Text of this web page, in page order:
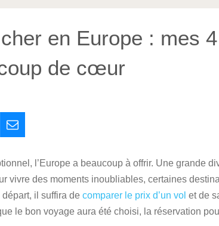
en Europe : mes 4
de cœur
l’Europe a beaucoup à offrir. Une grande
vivre des moments inoubliables, certaines
il suffira de comparer le prix d’un vol et de
le bon voyage aura été choisi, la réservation